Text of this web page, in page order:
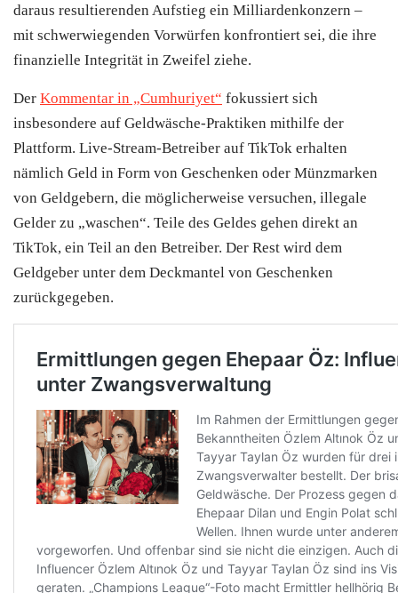
daraus resultierenden Aufstieg ein Milliardenkonzern –
mit schwerwiegenden Vorwürfen konfrontiert sei, die ihre
finanzielle Integrität in Zweifel ziehe.
Der Kommentar in „Cumhuriyet“ fokussiert sich
insbesondere auf Geldwäsche-Praktiken mithilfe der
Plattform. Live-Stream-Betreiber auf TikTok erhalten
nämlich Geld in Form von Geschenken oder Münzmarken
von Geldgebern, die möglicherweise versuchen, illegale
Gelder zu „waschen“. Teile des Geldes gehen direkt an
TikTok, ein Teil an den Betreiber. Der Rest wird dem
Geldgeber unter dem Deckmantel von Geschenken
zurückgegeben.